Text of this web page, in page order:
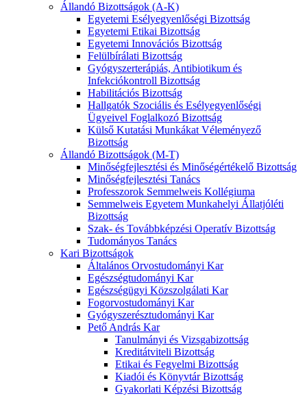
Állandó Bizottságok (A-K)
Egyetemi Esélyegyenlőségi Bizottság
Egyetemi Etikai Bizottság
Egyetemi Innovációs Bizottság
Felülbírálati Bizottság
Gyógyszerterápiás, Antibiotikum és
Infekciókontroll Bizottság
Habilitációs Bizottság
Hallgatók Szociális és Esélyegyenlőségi
Ügyeivel Foglalkozó Bizottság
Külső Kutatási Munkákat Véleményező
Bizottság
Állandó Bizottságok (M-T)
Minőségfejlesztési és Minőségértékelő Bizottság
Minőségfejlesztési Tanács
Professzorok Semmelweis Kollégiuma
Semmelweis Egyetem Munkahelyi Állatjóléti
Bizottság
Szak- és Továbbképzési Operatív Bizottság
Tudományos Tanács
Kari Bizottságok
Általános Orvostudományi Kar
Egészségtudományi Kar
Egészségügyi Közszolgálati Kar
Fogorvostudományi Kar
Gyógyszerésztudományi Kar
Pető András Kar
Tanulmányi és Vizsgabizottság
Kreditátviteli Bizottság
Etikai és Fegyelmi Bizottság
Kiadói és Könyvtár Bizottság
Gyakorlati Képzési Bizottság